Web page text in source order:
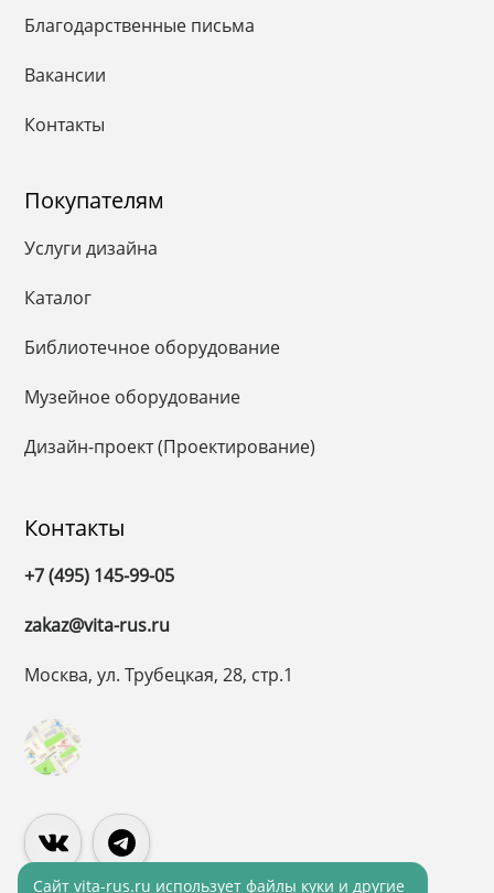
Благодарственные письма
Вакансии
Контакты
Покупателям
Услуги дизайна
Каталог
Библиотечное оборудование
Музейное оборудование
Дизайн-проект (Проектирование)
Контакты
+7 (495) 145-99-05
zakaz@vita-rus.ru
Москва, ул. Трубецкая, 28, стр.1
Cайт vita-rus.ru использует файлы куки и другие